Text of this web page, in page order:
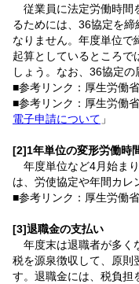
従業員に法定労働時間
るためには、36協定を
なりません。年度単位で
起算としているところで
しょう。なお、36協定の
■参考リンク：厚生労働
■参考リンク：厚生労働
電子申請について 」
[2]1年単位の変形労働時
年度単位など4月始ま
は、労使協定や年間カレ
■参考リンク：厚生労働
[3]退職金の支払い
年度末は退職者が多く
税を源泉徴収して、原則
す。退職金には、税負担